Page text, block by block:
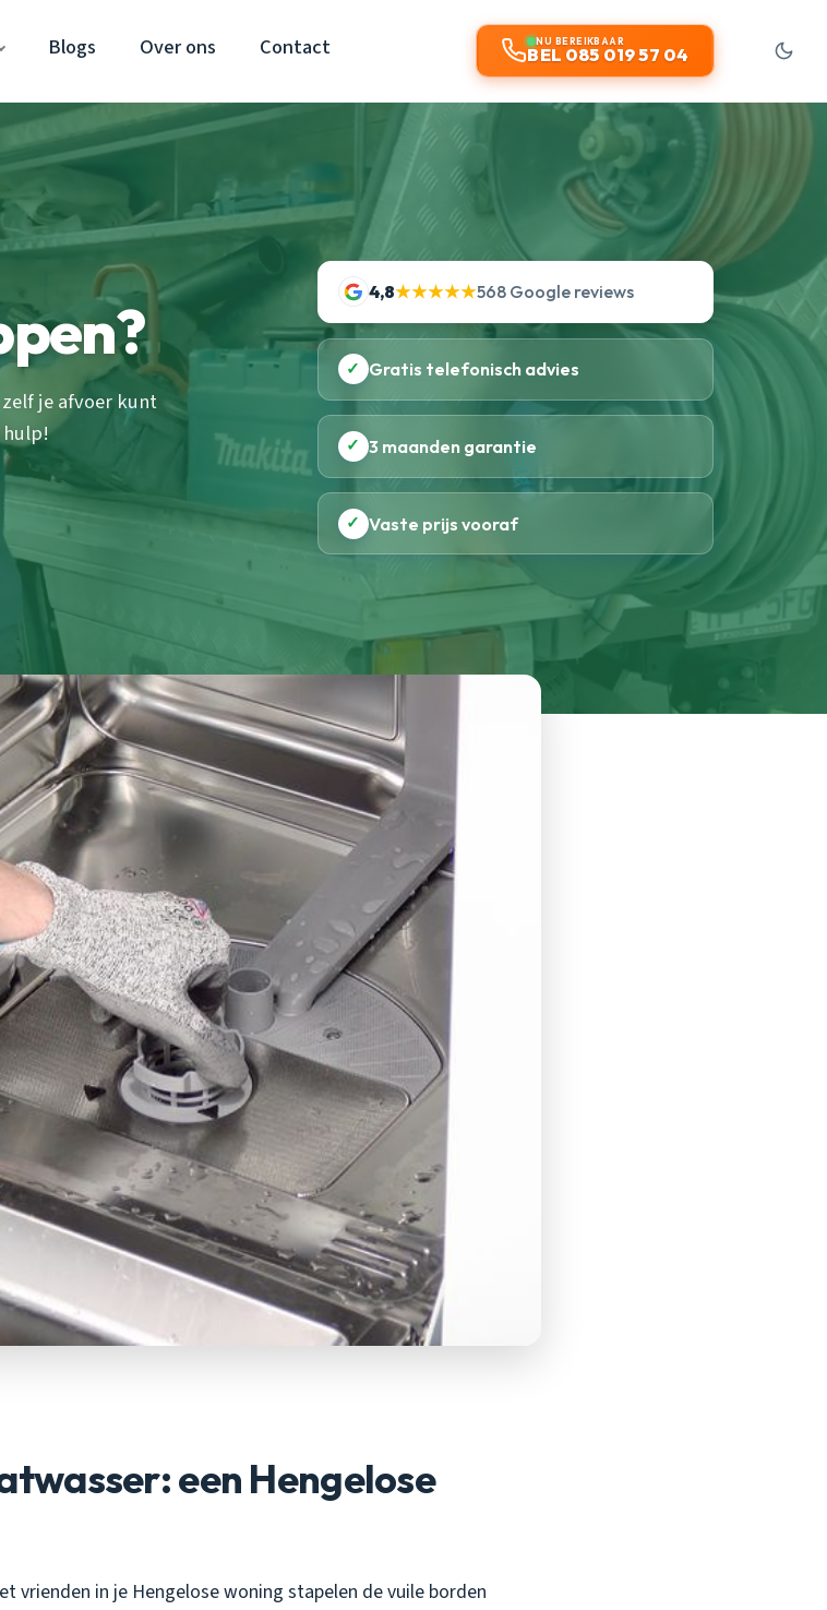
Blogs Over ons Contact NU BEREIKBAAR
BEL 085 019 57 04
je afvoer kunt
hulp!
4,8★★★★★568 Google reviews
✓ Gratis telefonisch advies
✓ 3 maanden garantie
✓ Vaste prijs vooraf
een Hengelose
vrienden in je Hengelose woning stapelen de vuile borden